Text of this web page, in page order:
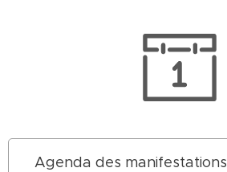
Agenda des manifestations